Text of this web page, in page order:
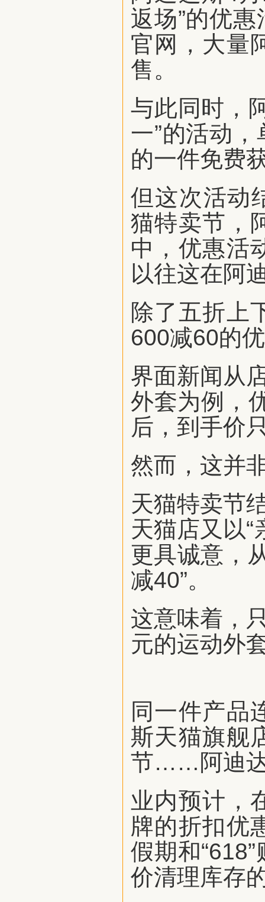
返场”的优
官网，大量
售。
与此同时，
一”的活动
的一件免费
但这次活动
猫特卖节，
中，优惠活
以往这在阿
除了五折上
600减60的
界面新闻从
外套为例，
后，到手价
然而，这并
天猫特卖节
天猫店又以
更具诚意，
减40”。
这意味着，
元的运动外
同一件产品
斯天猫旗舰
节……阿迪达
业内预计，
牌的折扣优
假期和
价清理库存